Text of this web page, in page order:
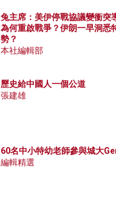
兔主席：美伊停戰協議變衝突
為何重啟戰爭？伊朗一早洞悉
勢？
本社編輯部
歷史給中國人一個公道
張建雄
60名中小特幼老師參與城大
編輯精選